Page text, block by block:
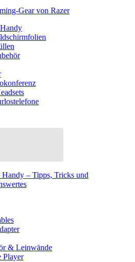
Gear von Razer
– Tipps, Tricks und
& Leinwände
Player